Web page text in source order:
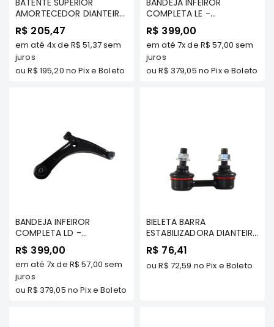
Elétrica
Acessórios
CROSS
Honda
HYUNDAI
Porsche
BATENTE SUPERIOR
AMORTECEDOR DIANTEIRO
C/ ROLAMENTO - ASX 2011
A 2023 TDS/ LANCER 2.0
GASOLINA 2011/../ /
OUTLANDER 2007 A 2012
TDS - TENACITY -
R$ 205,47
em até 4xde R$ 51,37sem
juros
ouR$ 195,20 no Pix e Boleto
BANDEJA INFEIROR
COMPLETA LE -
OUTLANDER 2007 A 2024
TODAS/ ASX 2011 A 2023
TODAS/ LANCER 2.0
GASOLINA 2011/../ -
TENACITY - ACAMI1004
R$ 399,00
em até 7xde R$ 57,00 sem
juros
ouR$ 379,05 no Pix e Boleto
BANDEJA INFEIROR
COMPLETA LD -
OUTLANDER 2007 A 2024
TODAS/ ASX 2011 A 2023
TODAS/ LANCER 2.0
GASOLINA 2011/... -
TENACITY - ACAMI1003
R$ 399,00
em até 7xde R$ 57,00 sem
juros
ouR$ 379,05 no Pix e Boleto
BIELETA BARRA
ESTABILIZADORA DIANTEIRA
- PAJERO TR4 2000 A 2015
TODOS MODELOS/
PAJERO IO TODOS
R$ 76,41
ouR$ 72,59 no Pix e Boleto